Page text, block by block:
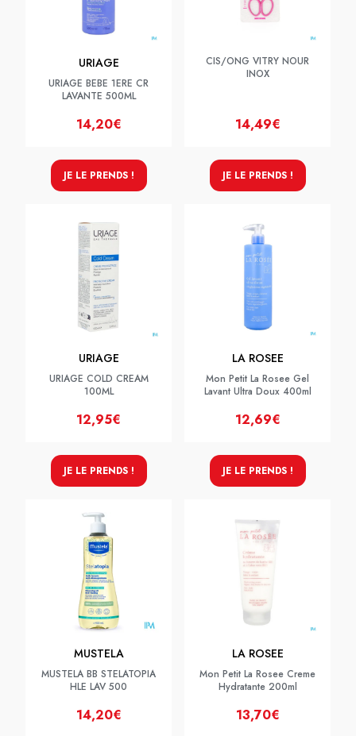
URIAGE
URIAGE BEBE 1ERE CR
LAVANTE 500ML
14,20€
JE LE PRENDS !
CIS/ONG VITRY NOUR
INOX
14,49€
JE LE PRENDS !
URIAGE
URIAGE COLD CREAM
100ML
12,95€
JE LE PRENDS !
LA ROSEE
Mon Petit La Rosee Gel
Lavant Ultra Doux 400ml
12,69€
JE LE PRENDS !
MUSTELA
MUSTELA BB STELATOPIA
HLE LAV 500
14,20€
LA ROSEE
Mon Petit La Rosee Creme
Hydratante 200ml
13,70€